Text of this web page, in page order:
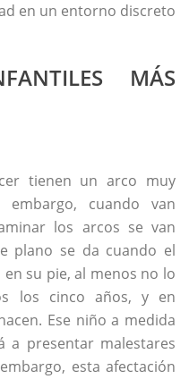
en un entorno discreto
MÁS
tienen un arco muy
cuando van
los arcos se van
plano se da cuando el
su pie, al menos no lo
los cinco años, y en
Ese niño a medida
a presentar malestares
esta afectación